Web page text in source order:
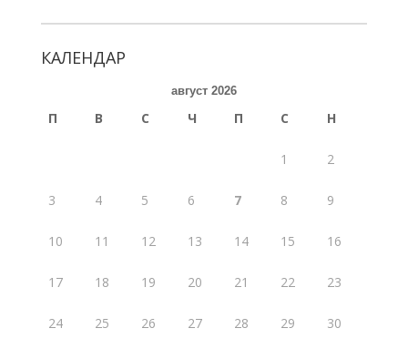
e
b
itt
er
ai ar
КАЛЕНДАР
август 2026
П В С Ч П С Н
1 2
3 4 5 6 7 8 9
10 11 12 13 14 15 16
17 18 19 20 21 22 23
24 25 26 27 28 29 30